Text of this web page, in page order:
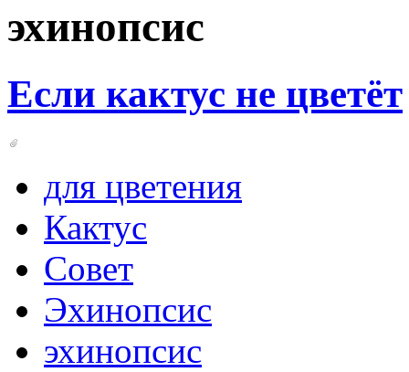
эхинопсис
Если кактус не цветёт
для цветения
Кактус
Совет
Эхинопсис
эхинопсис